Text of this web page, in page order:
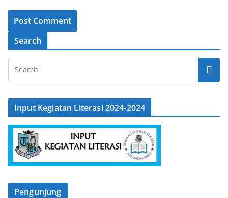
Search
Input Kegiatan Literasi 2024-2024
Pengunjung